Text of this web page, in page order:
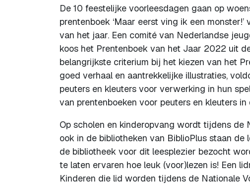
De 10 feestelijke voorleesdagen gaan op
prentenboek ‘Maar eerst ving ik een
van het jaar. Een comité van Nederlandse
koos het Prentenboek van het Jaar 2022 uit
belangrijkste criterium bij het kiezen van het
goed verhaal en aantrekkelijke illustraties,
peuters en kleuters voor verwerking in hun
van prentenboeken voor peuters en kleuters in
Op scholen en kinderopvang wordt tijdens de
ook in de bibliotheken van BiblioPlus staan
de bibliotheek voor dit leesplezier bezocht
te laten ervaren hoe leuk (voor)lezen is! Een
Kinderen die lid worden tijdens de Nationale